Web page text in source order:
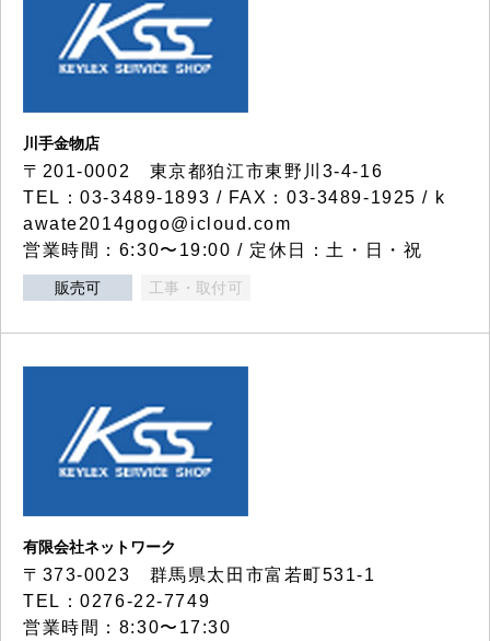
川手金物店
〒201-0002 東京都狛江市東野川3-4-16
TEL：03-3489-1893 / FAX：03-3489-1925 / k
awate2014gogo@icloud.com
営業時間：6:30〜19:00 / 定休日：土・日・祝
販売可 工事・取付可
有限会社ネットワーク
〒373-0023 群馬県太田市富若町531-1
TEL：0276-22-7749
営業時間：8:30〜17:30